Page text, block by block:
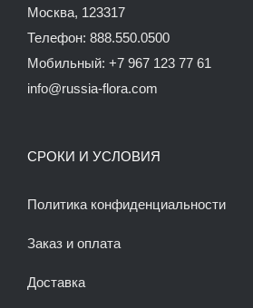
Москва, 123317
Телефон: 888.550.0500
Мобильный: +7 967 123 77 61
info@russia-flora.com
СРОКИ И УСЛОВИЯ
Политика конфиденциальности
Заказ и оплата
Доставка